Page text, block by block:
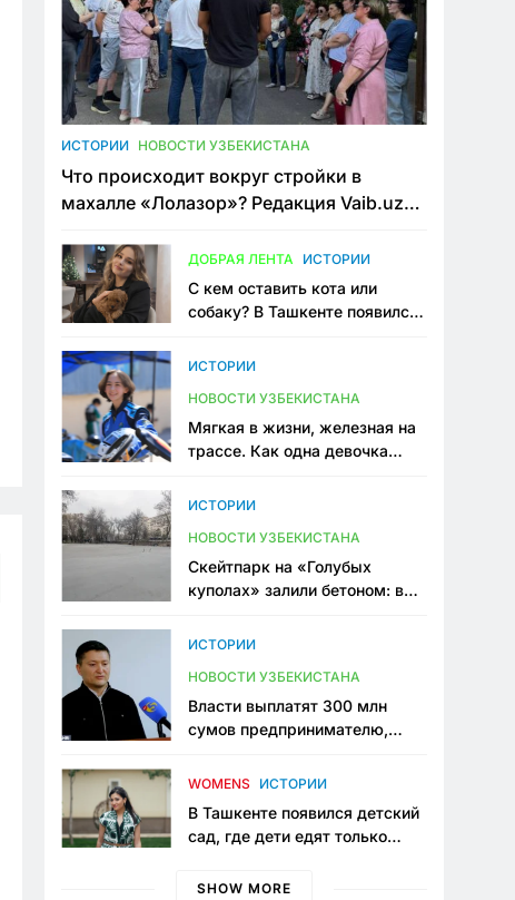
ИСТОРИИ НОВОСТИ УЗБЕКИСТАНА
Что происходит вокруг стройки в
махалле «Лолазор»? Редакция Vaib.uz
конфликта
ДОБРАЯ ЛЕНТА ИСТОРИИ
С кем оставить кота или
собаку? В Ташкенте появился
ИСТОРИИ
НОВОСТИ УЗБЕКИСТАНА
Мягкая в жизни, железная на
трассе. Как одна девочка
Узбекистане
ИСТОРИИ
НОВОСТИ УЗБЕКИСТАНА
Скейтпарк на «Голубых
куполах» залили бетоном: в
одно общественное
ИСТОРИИ
НОВОСТИ УЗБЕКИСТАНА
Власти выплатят 300 млн
сумов предпринимателю,
тюрьме по незаконному
WOMENS ИСТОРИИ
В Ташкенте появился детский
сад, где дети едят только
мама, которая устала просить
SHOW MORE